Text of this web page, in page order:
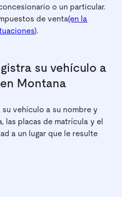
o un particular.
de venta(en la
).
su vehículo a
Montana
su vehículo a su nombre y
las placas de matrícula y el
a un lugar que le resulte